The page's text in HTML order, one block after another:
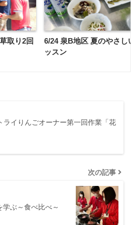
取り2回
6/24 泉B地区 夏のやさし
ッスン
ライりんごオーナー第一回作業「花
次の記事
ぶ～食べ比べ～